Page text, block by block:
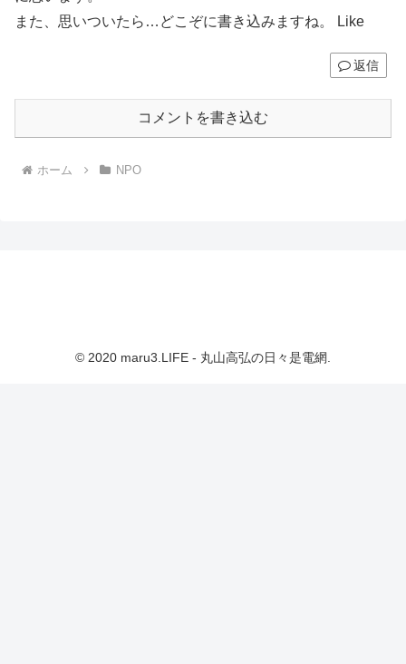
また、思いついたら…どこぞに書き込みますね。 Like
返信
コメントを書き込む
ホーム NPO
© 2020 maru3.LIFE - 丸山高弘の日々是電網.